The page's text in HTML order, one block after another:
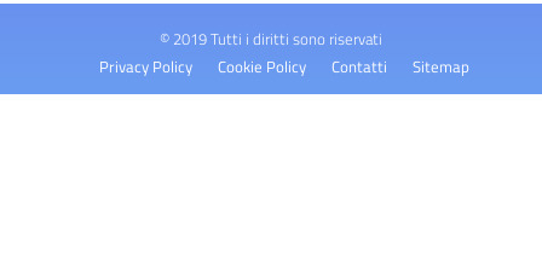
© 2019 Tutti i diritti sono riservati
Privacy Policy
Cookie Policy Contatti Sitemap